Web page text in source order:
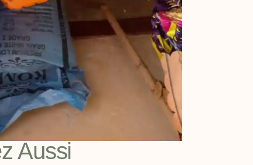
Aussi